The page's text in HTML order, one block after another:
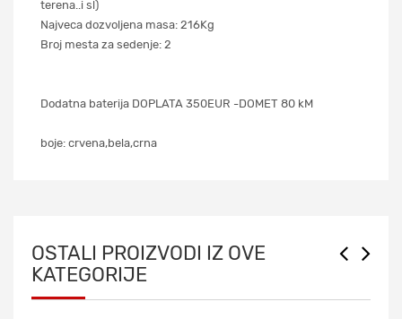
terena..i sl)
Najveca dozvoljena masa: 216Kg
Broj mesta za sedenje: 2
Dodatna baterija DOPLATA 350EUR -DOMET 80 kM
boje: crvena,bela,crna
OSTALI PROIZVODI IZ OVE
KATEGORIJE